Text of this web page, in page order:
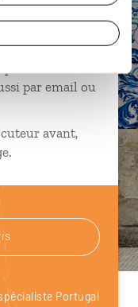
au plus
du pays.
par email ou
avant,
Portugal